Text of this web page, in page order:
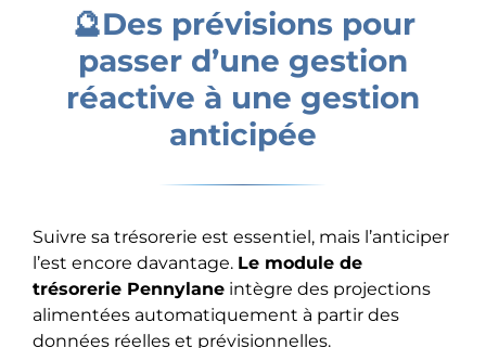
🔮Des prévisions pour
passer d’une gestion
réactive à une gestion
anticipée
Suivre sa trésorerie est essentiel, mais l’anticiper
l’est encore davantage. Le module de
trésorerie Pennylane intègre des projections
alimentées automatiquement à partir des
données réelles et prévisionnelles.